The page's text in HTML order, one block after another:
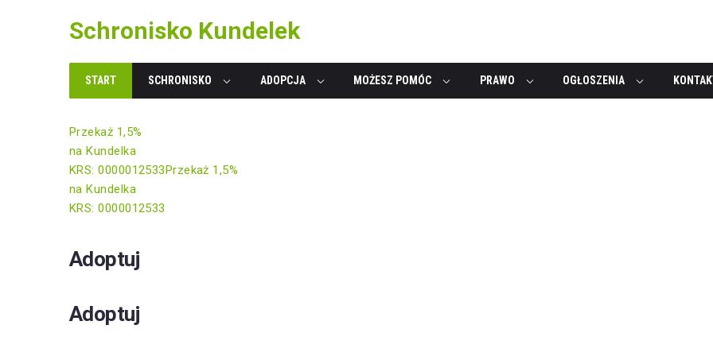
Schronisko Kundelek
START SCHRONISKO ADOPCJA MOŻESZ POMÓC PRAWO OGŁOSZENIA
Przekaż 1,5%
na Kundelka
KRS: 0000012533Przekaż 1,5%
na Kundelka
KRS: 0000012533
Adoptuj
Adoptuj